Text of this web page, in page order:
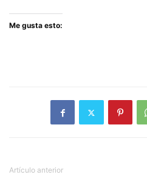
Me gusta esto:
Artículo anterior